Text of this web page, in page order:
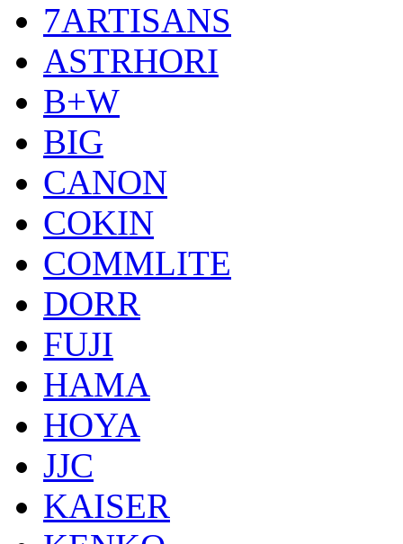
7ARTISANS
ASTRHORI
B+W
BIG
CANON
COKIN
COMMLITE
DORR
FUJI
HAMA
HOYA
JJC
KAISER